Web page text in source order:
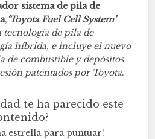
sistema de pila de
, ‘Toyota Fuel Cell System’
de pila de
híbrida, e incluye el nuevo
de combustible y depósitos
patentados por Toyota.
te ha parecido este
estrella para puntuar!